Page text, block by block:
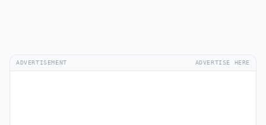
ADVERTISEMENT ADVERTISE HERE